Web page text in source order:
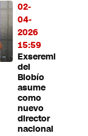
02-
04-
2026
15:59
Exseremi
del
Biobío
asume
como
nuevo
director
nacional